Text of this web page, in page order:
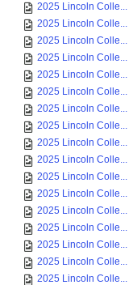
2025 Lincoln Colle...
2025 Lincoln Colle...
2025 Lincoln Colle...
2025 Lincoln Colle...
2025 Lincoln Colle...
2025 Lincoln Colle...
2025 Lincoln Colle...
2025 Lincoln Colle...
2025 Lincoln Colle...
2025 Lincoln Colle...
2025 Lincoln Colle...
2025 Lincoln Colle...
2025 Lincoln Colle...
2025 Lincoln Colle...
2025 Lincoln Colle...
2025 Lincoln Colle...
2025 Lincoln Colle...